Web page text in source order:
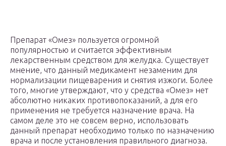
Препарат «Омез» пользуется огромной
популярностью и считается эффективным
лекарственным средством для желудка. Существует
мнение, что данный медикамент незаменим для
нормализации пищеварения и снятия изжоги. Более
того, многие утверждают, что у средства «Омез» нет
абсолютно никаких противопоказаний, а для его
применения не требуется назначение врача. На
самом деле это не совсем верно, использовать
данный препарат необходимо только по назначению
врача и после установления правильного диагноза.